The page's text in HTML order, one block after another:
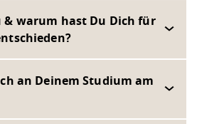
Vorbereitung
Checkliste zum
Studien- und
Studieren in
Formulare und
Prototyping und
Gründung und
Kontakt &
Gremien und
Informatik/
Landbau/
Unternehmen
& warum hast Du Dich für
an Deinem Studium am